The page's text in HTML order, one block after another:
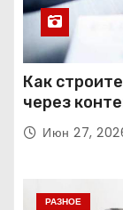
Как
через
Июн 27,
РАЗНОЕ